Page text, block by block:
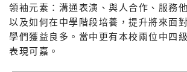
領袖元素：溝通表演、與人合作、服務
以及如何在中學階段培養，提升將來面
學們獲益良多。當中更有本校兩位中四
表現可嘉。